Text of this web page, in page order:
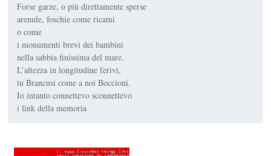
Forse garze, o più direttamente sperse
arenule, foschie come ricami
o come
i monumenti brevi dei bambini
nella sabbia finissima del mare.
L’altezza in longitudine ferivi,
tu Brancusi come a noi Boccioni.
Io intanto connettevo sconnettevo
i link della memoria